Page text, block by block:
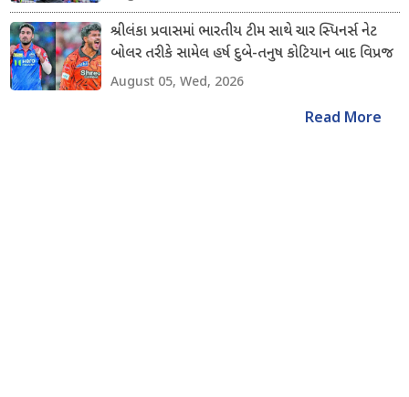
શ્રીલંકા પ્રવાસમાં ભારતીય ટીમ સાથે ચાર સ્પિનર્સ નેટ
બોલર તરીકે સામેલ હર્ષ દુબે-તનુષ કોટિયાન બાદ વિપ્રજ
નિગમ અને શિવાંગ કુમારનો સમાવેશ કરાયો
August 05, Wed, 2026
Read More